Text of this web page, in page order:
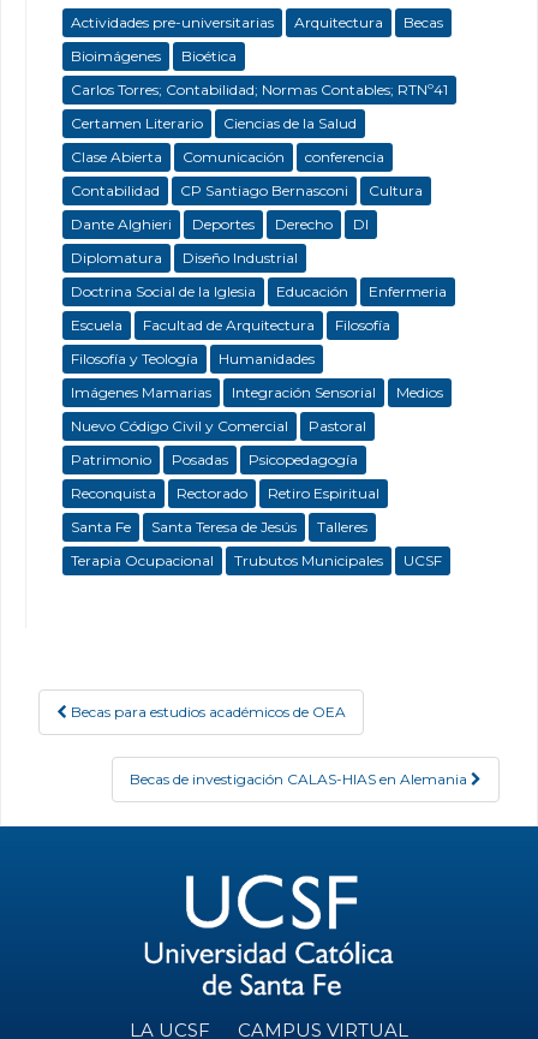
Actividades pre-universitarias Arquitectura
Becas
Bioimágenes
Bioética
Carlos Torres; Contabilidad; Normas Contables; RTNº41
Certamen Literario
Ciencias de la Salud
Clase Abierta
Comunicación
conferencia
Contabilidad
CP Santiago Bernasconi
Cultura
Dante Alghieri
Deportes Derecho
DI
Diplomatura
Diseño Industrial
Doctrina Social de la Iglesia
Educación
Enfermeria
Escuela
Facultad de Arquitectura
Filosofía
Filosofía y Teología
Humanidades
Imágenes Mamarias
Integración Sensorial
Medios
Nuevo Código Civil y Comercial
Pastoral
Patrimonio
Posadas
Psicopedagogía
Reconquista
Rectorado
Retiro Espiritual
Santa Fe
Santa Teresa de Jesús
Talleres
Terapia Ocupacional
Trubutos Municipales UCSF
Post navigation
Becas para estudios académicos de OEA
Becas de investigación CALAS-HIAS en Alemania
LA UCSF CAMPUS VIRTUAL